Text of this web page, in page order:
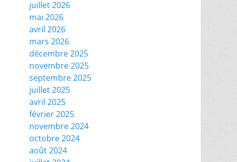
juillet 2026
mai 2026
avril 2026
mars 2026
décembre 2025
novembre 2025
septembre 2025
juillet 2025
avril 2025
février 2025
novembre 2024
octobre 2024
août 2024